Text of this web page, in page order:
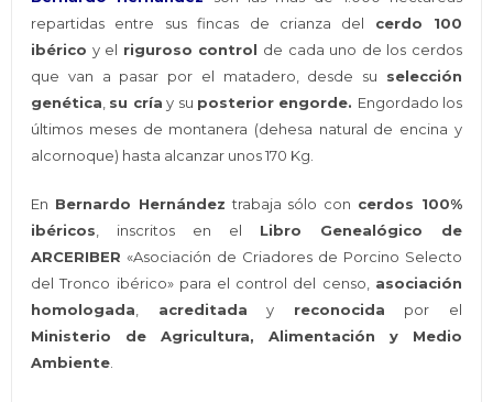
repartidas entre sus fincas de crianza del cerdo 100
ibérico y el riguroso control de cada uno de los cerdos
que van a pasar por el matadero, desde su selección
genética, su cría y su posterior engorde. Engordado los
últimos meses de montanera (dehesa natural de encina y
alcornoque) hasta alcanzar unos 170 Kg.
En Bernardo Hernández trabaja sólo con cerdos 100%
ibéricos, inscritos en el Libro Genealógico de
ARCERIBER «Asociación de Criadores de Porcino Selecto
del Tronco ibérico» para el control del censo, asociación
homologada, acreditada y reconocida por el
Ministerio de Agricultura, Alimentación y Medio
Ambiente.